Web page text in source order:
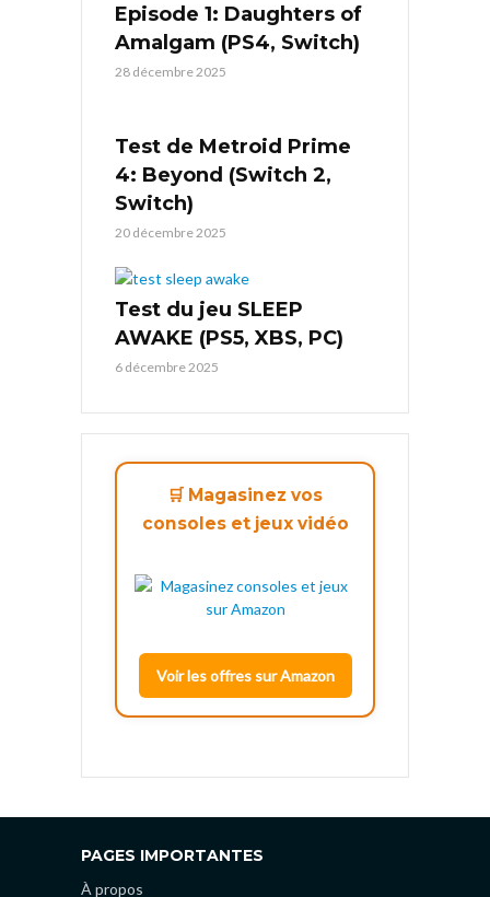
Episode 1: Daughters of
Amalgam (PS4, Switch)
28 décembre 2025
Test de Metroid Prime
4: Beyond (Switch 2,
Switch)
20 décembre 2025
Test du jeu SLEEP
AWAKE (PS5, XBS, PC)
6 décembre 2025
🛒 Magasinez vos
consoles et jeux vidéo
Voir les offres sur Amazon
PAGES IMPORTANTES
À propos